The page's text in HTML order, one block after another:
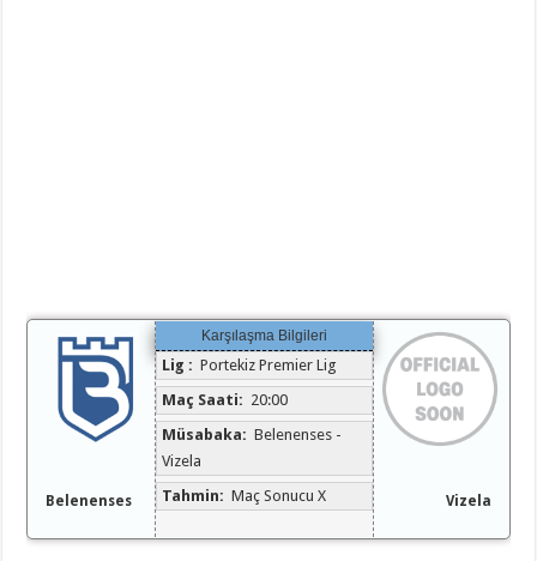
Belenenses
Karşılaşma Bilgileri
Lig : Portekiz Premier Lig
Maç Saati: 20:00
Müsabaka: Belenenses -
Vizela
Tahmin: Maç Sonucu X Vizela